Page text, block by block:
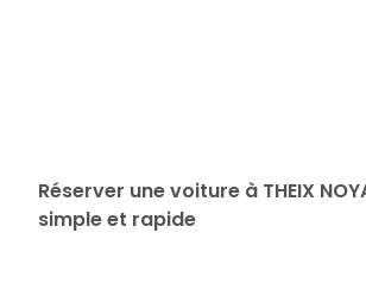
31
Réserver une voiture à THEIX
simple et rapide